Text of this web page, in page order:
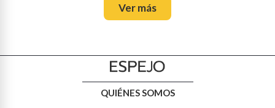
Ver más
QUIÉNES SOMOS